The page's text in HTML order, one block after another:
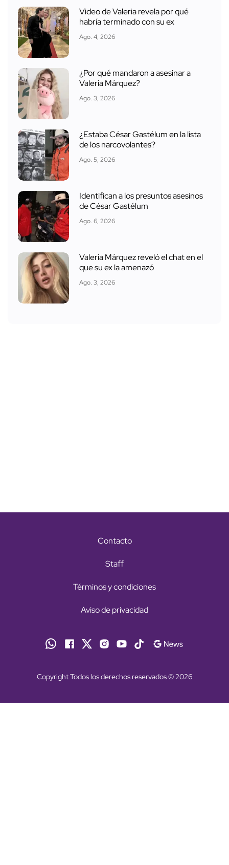
Video de Valeria revela por qué
habría terminado con su ex
Ago. 4, 2026
¿Por qué mandaron a asesinar a
Valeria Márquez?
Ago. 3, 2026
¿Estaba César Gastélum en la lista
de los narcovolantes?
Ago. 5, 2026
Identifican a los presuntos asesinos
de César Gastélum
Ago. 6, 2026
Valeria Márquez reveló el chat en el
que su ex la amenazó
Ago. 3, 2026
Contacto
Staff
Términos y condiciones
Aviso de privacidad
Copyright Todos los derechos reservados © 2026